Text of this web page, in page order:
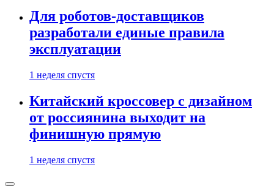
Для роботов-доставщиков
разработали единые правила
эксплуатации
1 неделя спустя
Китайский кроссовер с дизайном
от россиянина выходит на
финишную прямую
1 неделя спустя